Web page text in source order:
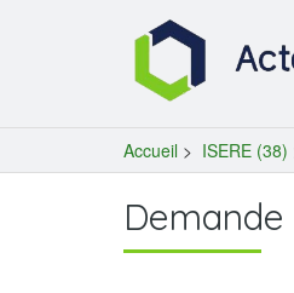
Accueil > ISERE (38)
Demande